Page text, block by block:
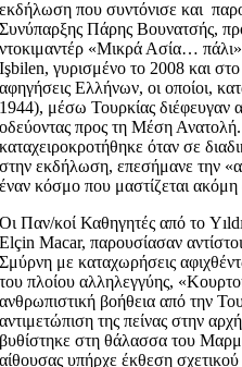
εκδήλωση που συντόνισε και
Συνύπαρξης Πάρης Βουνατσής,
ντοκιμαντέρ «Μικρά Ασία…
Işbilen, γυρισμένο το 2008 και στο
αφηγήσεις Ελλήνων, οι οποίοι,
1944), μέσω Τουρκίας διέφευγαν
οδεύοντας προς τη Μέση
καταχειροκροτήθηκε όταν σε
στην εκδήλωση, επεσήμανε την
έναν κόσμο που μαστίζεται
Οι Παν/κοί Καθηγητές από το
Elçin Macar, παρουσίασαν
Σμύρνη με καταχωρήσεις
του πλοίου αλληλεγγύης,
ανθρωπιστική βοήθεια από την
αντιμετώπιση της πείνας στην
βυθίστηκε στη θάλασσα του
αίθουσας υπήρχε έκθεση